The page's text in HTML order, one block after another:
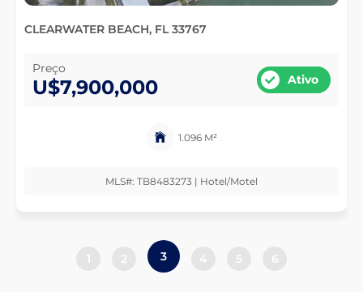
CLEARWATER BEACH, FL 33767
Preço
U$7,900,000 Ativo
1.096 M²
MLS#: TB8483273 | Hotel/Motel
1 2 3 4 5 6